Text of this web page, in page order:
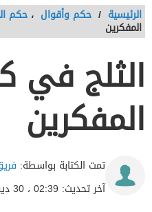
الرئيسية / حكم وأقوال ، حكم
المفكرين
الثلج في
المفكرين
تمت الكتابة بواسطة:
آخر تحديث: 02:39 ، 30 ديسمبر 2024